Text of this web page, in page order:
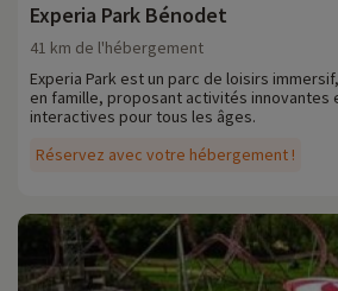
Experia Park Bénodet
Réservez avec votre hébergement !
41 km de l'hébergement
Experia Park est un parc de loisirs
en famille, proposant activités innovantes
interactives pour tous les âges.